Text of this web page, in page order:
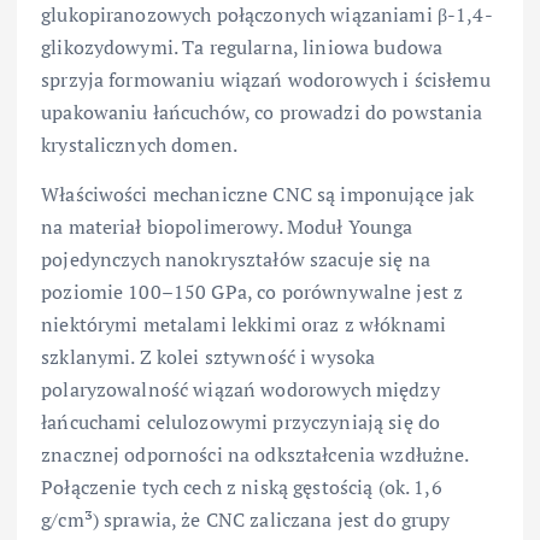
glukopiranozowych połączonych wiązaniami β-1,4-
glikozydowymi. Ta regularna, liniowa budowa
sprzyja formowaniu wiązań wodorowych i ścisłemu
upakowaniu łańcuchów, co prowadzi do powstania
krystalicznych domen.
Właściwości mechaniczne CNC są imponujące jak
na materiał biopolimerowy. Moduł Younga
pojedynczych nanokryształów szacuje się na
poziomie 100–150 GPa, co porównywalne jest z
niektórymi metalami lekkimi oraz z włóknami
szklanymi. Z kolei sztywność i wysoka
polaryzowalność wiązań wodorowych między
łańcuchami celulozowymi przyczyniają się do
znacznej odporności na odkształcenia wzdłużne.
Połączenie tych cech z niską gęstością (ok. 1,6
g/cm³) sprawia, że CNC zaliczana jest do grupy